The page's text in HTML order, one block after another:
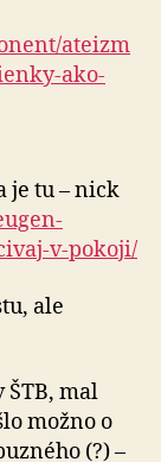
ateizm
ako-
je tu – nick
v-pokoji/
ale
ŠTB, mal
možno o
(?) –